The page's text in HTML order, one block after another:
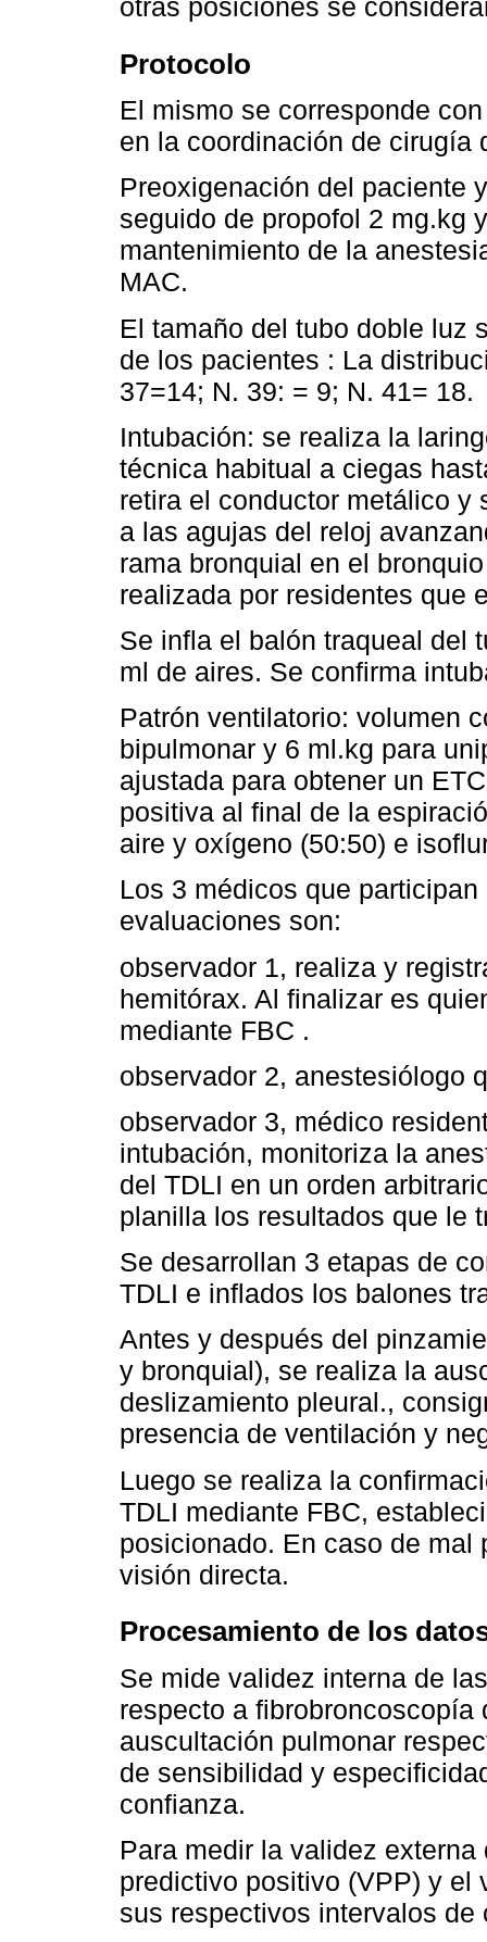
otras posiciones se
Protocolo
El mismo se corresponde
en la coordinación de cirugía
Preoxigenación del paciente
seguido de propofol 2 mg.kg
mantenimiento de la
MAC.
El tamaño del tubo doble luz
de los pacientes : La
37=14; N. 39: = 9; N. 41= 18.
Intubación: se realiza la
técnica habitual a ciegas
retira el conductor metálico y
a las agujas del reloj
rama bronquial en el
realizada por residentes que
Se infla el balón traqueal del
ml de aires. Se confirma
Patrón ventilatorio: volumen
bipulmonar y 6 ml.kg para
ajustada para obtener un
positiva al final de la
aire y oxígeno (50:50) e
Los 3 médicos que
evaluaciones son:
observador 1, realiza y
hemitórax. Al finalizar es
mediante FBC .
observador 2, anestesiólogo
observador 3, médico
intubación, monitoriza la
del TDLI en un orden
planilla los resultados que le
Se desarrollan 3 etapas de
TDLI e inflados los balones
Antes y después del
y bronquial), se realiza la
deslizamiento pleural.,
presencia de ventilación y
Luego se realiza la
TDLI mediante FBC,
posicionado. En caso de
visión directa.
Procesamiento de los
Se mide validez interna de
respecto a
auscultación pulmonar
de sensibilidad y
confianza.
Para medir la validez
predictivo positivo (VPP) y el
sus respectivos intervalos de